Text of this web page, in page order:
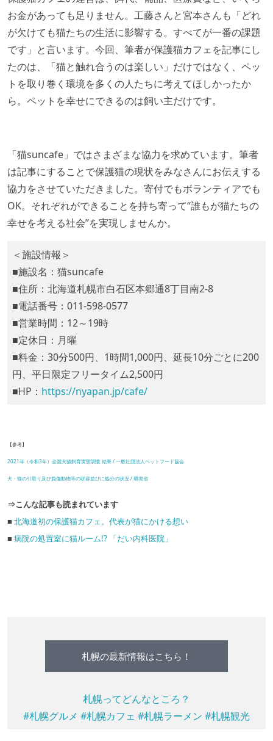
お金があっても足りません。工藤さんと宮本さんも「どれ
が欠けても猫たちの生活に影響する。すべてが一番の課題
です」と言います。今回、筆者が保護猫カフェを記事にし
たのは、「猫と触れ合うのは楽しい」だけではなく、ペッ
トを取り巻く環境を多くの人たちに考えてほしかったか
ら。ペットを幸せにできるのは飼い主だけです。
「猫suncafe」ではさまざまな協力を求めています。筆者
は記事にすることで保護猫の現状をみなさんにお伝えする
協力をさせていただきました。寄付でもボランティアでも
OK。それぞれができることを持ち寄って“誰もが猫たちの
幸せを考える社会”を実現しませんか。
＜施設情報＞
■施設名：猫suncafe
■住所：北海道札幌市白石区本郷通8丁目南2-8
■電話番号：011-598-0577
■営業時間：12～19時
■定休日：月曜
■料金：30分500円、1時間1,000円、延長10分ごとに200
円、平日限定フリータイム2,500円
■HP： https://nyapan.jp/cafe/
【参考】
2021年（令和3年）全国犬猫飼育実態調査 結果 / 一般社団法人ペットフード協会
犬・猫の引取り及び負傷動物等の収容並びに処分の状況 / 環境省
⇒こんな記事も読まれています
■ 北海道初の保護猫カフェ。代表が猫にかける想い
■ 病院の処置室に猫ルーム!? 「だい内科医院」
札幌の最新情報はこちら！
札幌ってどんなところ？
#札幌グルメ #札幌カフェ #札幌ラーメン #札幌観光